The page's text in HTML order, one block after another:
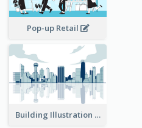
Pop-up Retail
Building Illustration